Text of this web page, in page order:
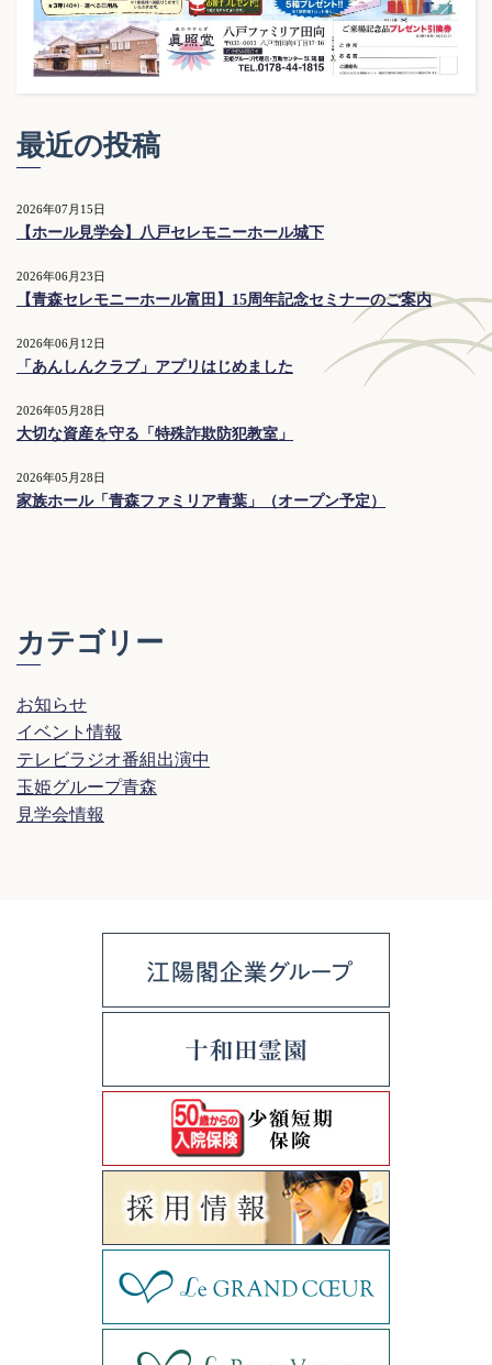
最近の投稿
2026年07月15日
【ホール見学会】八戸セレモニーホール城下
2026年06月23日
【青森セレモニーホール富田】15周年記念セミナーのご案内
2026年06月12日
「あんしんクラブ」アプリはじめました
2026年05月28日
大切な資産を守る「特殊詐欺防犯教室」
2026年05月28日
家族ホール「青森ファミリア青葉」（オープン予定）
カテゴリー
お知らせ
イベント情報
テレビラジオ番組出演中
玉姫グループ青森
見学会情報